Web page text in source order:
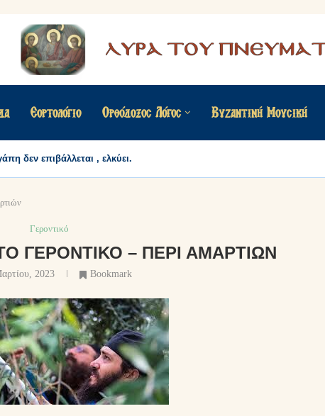
Εορτολόγιο Ορθόδοξος Λόγος Βυζαντινή Μουσική
αγάπη δεν επιβάλλεται , ελκύει.
αργείς;
Γεροντικό
ΓΕΡΟΝΤΙΚΌ – ΠΕΡΊ ΑΜΑΡΤΙΏΝ
2023 Bookmark